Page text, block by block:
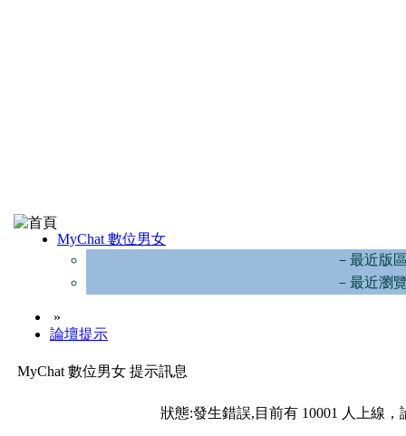
MyChat 數位男女
－最近版
－最近瀏
»
論壇提示
MyChat 數位男女 提示訊息
狀態:發生錯誤,目前有 10001 人上線